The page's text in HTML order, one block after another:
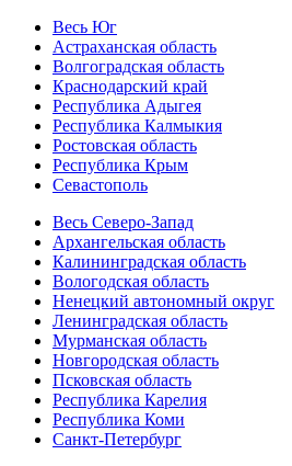
Весь Юг
Астраханская область
Волгоградская область
Краснодарский край
Республика Адыгея
Республика Калмыкия
Ростовская область
Республика Крым
Севастополь
Весь Северо-Запад
Архангельская область
Калининградская область
Вологодская область
Ненецкий автономный округ
Ленинградская область
Мурманская область
Новгородская область
Псковская область
Республика Карелия
Республика Коми
Санкт-Петербург